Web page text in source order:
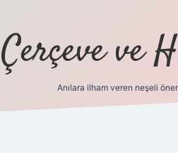
Çerçeve ve
Anılara ilham veren neşeli